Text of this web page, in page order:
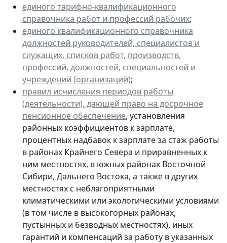
единого тарифно-квалификационного
справочника работ и профессий рабочих;
единого квалификационного справочника
должностей руководителей, специалистов и
служащих, списков работ, производств,
профессий, должностей, специальностей и
учреждений (организаций);
правил исчисления периодов работы
(деятельности), дающей право на досрочное
пенсионное обеспечение, установления
районных коэффициентов к зарплате,
процентных надбавок к зарплате за стаж работы
в районах Крайнего Севера и приравненных к
ним местностях, в южных районах Восточной
Сибири, Дальнего Востока, а также в других
местностях с неблагоприятными
климатическими или экологическими условиями
(в том числе в высокогорных районах,
пустынных и безводных местностях), иных
гарантий и компенсаций за работу в указанных